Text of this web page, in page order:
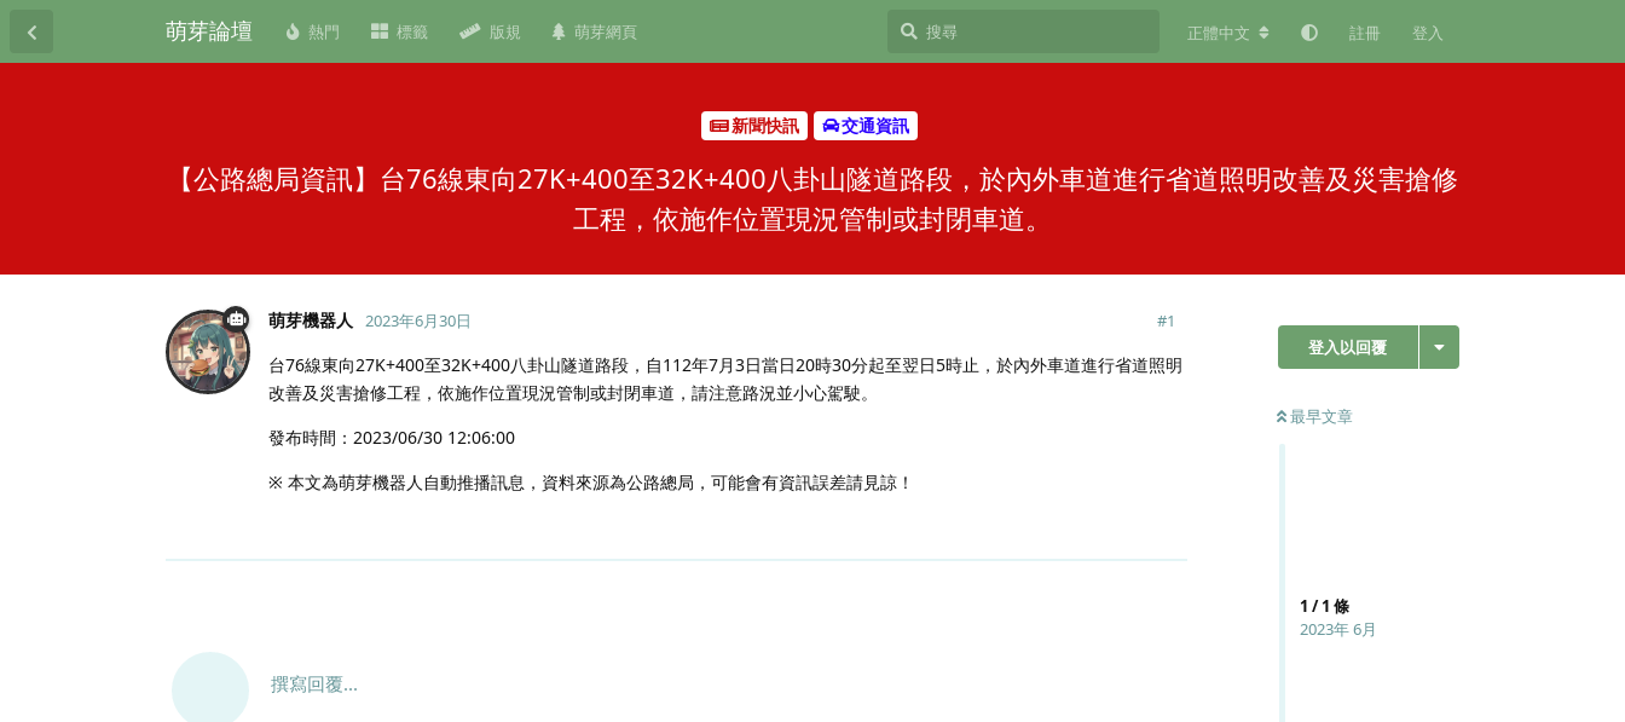
萌芽論壇 熱門 標籤 版規 萌芽網頁 正體中文 註冊 登入
新聞快訊 交通資訊
【公路總局資訊】台76線東向27K+400至32K+400八卦山隧道路段，於內外車道進行省道照明改善及災害搶修
工程，依施作位置現況管制或封閉車道。
登入以回覆
最早文章
1 /1 條
2023年 6月
萌芽機器人 2023年6月30日 #1
台76線東向27K+400至32K+400八卦山隧道路段，自112年7月3日當日20時30分起至翌日5時止，於內外車道進行省道照明
改善及災害搶修工程，依施作位置現況管制或封閉車道，請注意路況並小心駕駛。
發布時間：2023/06/30 12:06:00
※ 本文為萌芽機器人自動推播訊息，資料來源為公路總局，可能會有資訊誤差請見諒！
撰寫回覆...